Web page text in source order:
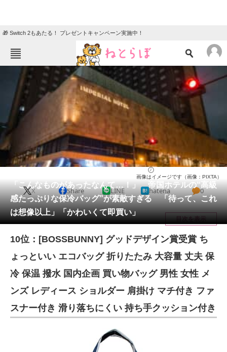
🎁 Switch 2もあたる！ プレゼントキャンペーン実施中！
ねとらぼメニュー
ニュース
エンタメ クイズ
グルメ 地域
住まい 教育・育児
動物 リサーチ
会員記事
メディア
注目記事を集めた総合ページ
スマホと通信の最新トレンド
進化するPCとデバイスの未来
好きが集まる 比べて選べる
「こんなものがあったなんて…！」 帝国ホテルの“高級
感たっぷりな保冷バッグ”が素敵すぎる 「待って、これ
は想像以上」「かわいくて即買い」
画像はイメージです（画像：PIXTA）
X Share LINE hatena 0
目次を表示
10位：[BOSSBUNNY] グッドデザイン賞受賞 ち
ょっといい エコバッグ 折りたたみ 大容量 丈夫 保
冷 保温 撥水 国内企画 買い物バッグ 男性 女性 メ
ンズ レディース ショルダー 肩掛け マチ付き ファ
スナー付き 滑り落ちにくい 持ち手クッション付き